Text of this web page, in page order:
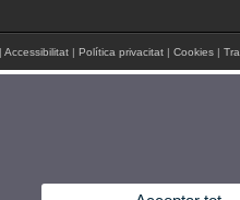
| Accessibilitat | Política privacitat | Cookies |